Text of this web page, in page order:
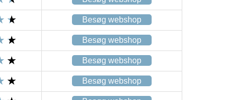
Besøg webshop
Besøg webshop
Besøg webshop
Besøg webshop